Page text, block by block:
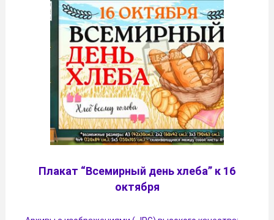
Плакат “Всемирный день хлеба” к 16
октября